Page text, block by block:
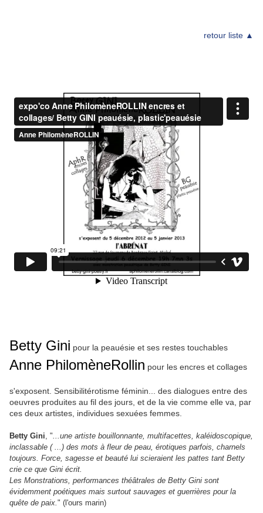
retour liste ▲
Betty Gini pour la peauésie et ses restes touchables
Anne PhilomèneRollin pour les encres et collages
s'exposent. Sensibilitérotisme féminin... des dialogues entre des
oeuvres produites au fil des jours, et de la vie comme elle va, par
ces deux artistes, individues sexuées femmes.
Betty Gini, "...une artiste bouillonnante, multifacettes, kaléidoscopique,
inclassable ( ...) des mots à fleur de peau, érotiques parfois, charnels
toujours. Force, sagesse et beauté lui scieraient les pattes tant Betty
crie ce que Gini écrit.
Les Monstrations, performances théâtrales de Betty Gini sont
évidemment poétiques mais surtout sauvages et guerrières pour la
quête de paix." (l'ours marin)